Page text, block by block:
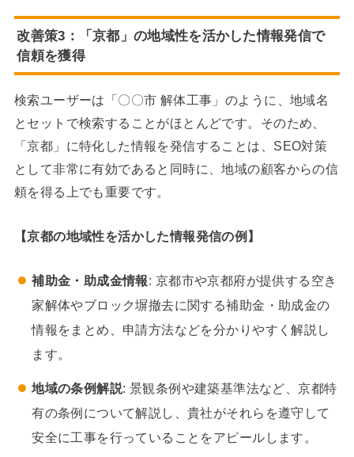
改善策3：「京都」の地域性を活かした情報発信で
信頼を獲得
検索ユーザーは「〇〇市 解体工事」のように、地域名
とセットで検索することがほとんどです。そのため、
「京都」に特化した情報を発信することは、SEO対策
として非常に有効であると同時に、地域の顧客からの信
頼を得る上でも重要です。
【京都の地域性を活かした情報発信の例】
補助金・助成金情報: 京都市や京都府が提供する空き
家解体やブロック塀撤去に関する補助金・助成金の
情報をまとめ、申請方法などを分かりやすく解説し
ます。
地域の条例解説: 景観条例や建築基準法など、京都特
有の条例について解説し、貴社がそれらを遵守して
安全に工事を行っていることをアピールします。